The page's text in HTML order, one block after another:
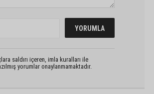
saldırı içeren, imla kuralları ile
yorumlar onaylanmamaktadır.